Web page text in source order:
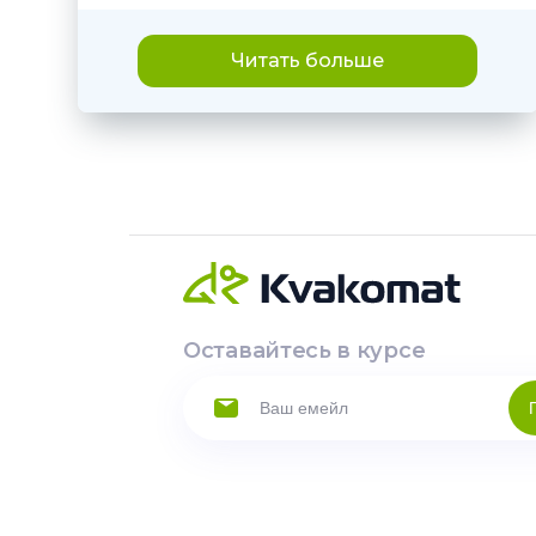
Читать больше
Оставайтесь в курсе